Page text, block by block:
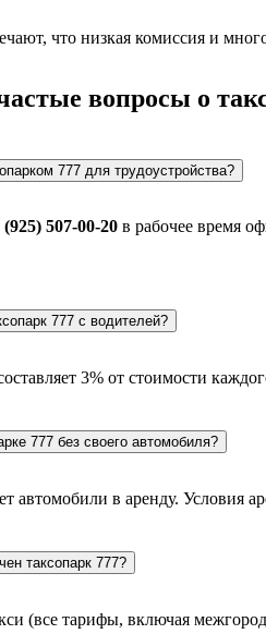
что низкая комиссия и
вопросы о
777 для трудоустройства?
(925) 507-00-20 в рабочее время
777 с водителей?
3% от стоимости
777 без своего автомобиля?
автомобили в аренду.
таксопарк 777?
(все тарифы, включая